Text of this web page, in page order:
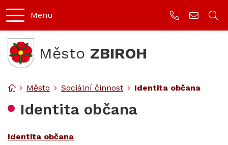
Menu
+420 373
Město ZBIROH
Úvodní stránka
Město Sociální činnost Identita občana
Identita občana
Identita občana